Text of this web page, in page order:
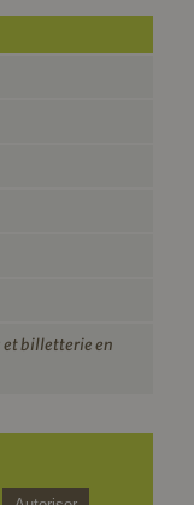
et billetterie en